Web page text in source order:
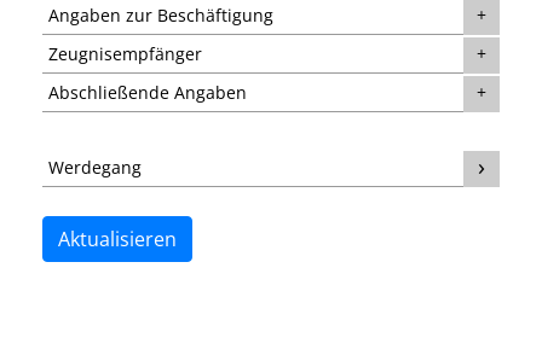
Angaben zur Beschäftigung
Zeugnisempfänger
Abschließende Angaben
Werdegang
Aktualisieren